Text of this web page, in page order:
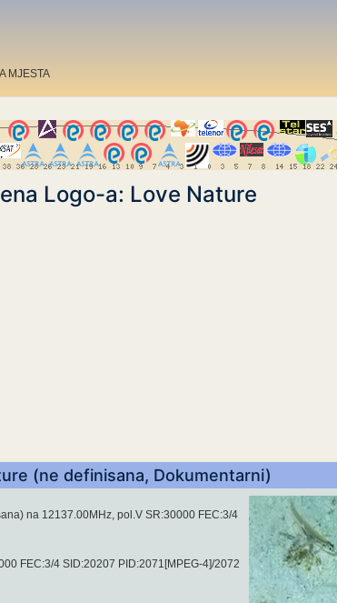
MJESTA
Logo-a: Love Nature
(ne definisana, Dokumentarni)
na 12137.00MHz, pol.V SR:30000 FEC:3/4
FEC:3/4 SID:20207 PID:2071[MPEG-4]/2072